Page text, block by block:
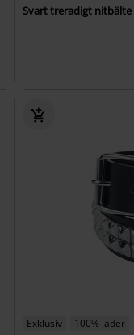
Svart treradigt nitbälte
Exklusiv
100% läder